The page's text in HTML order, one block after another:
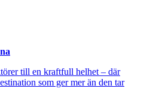
till en kraftfull helhet – där
som ger mer än den tar